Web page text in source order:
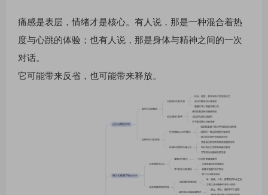
痛感是表层，情绪才是核心。有人说，那是一种混合着热
度与心跳的体验；也有人说，那是身体与精神之间的一次
对话。
它可能带来反省，也可能带来释放。